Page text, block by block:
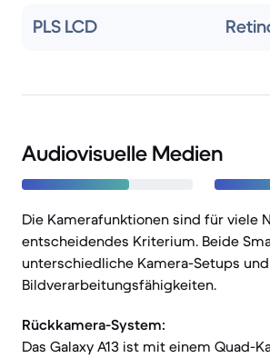
PLS LCD
Audiovisuelle Medien
Die Kamerafunktionen sind für viele
entscheidendes Kriterium. Beide
unterschiedliche Kamera-Setups und
Bildverarbeitungsfähigkeiten.
Rückkamera-System:
Das Galaxy A13 ist mit einem Quad-